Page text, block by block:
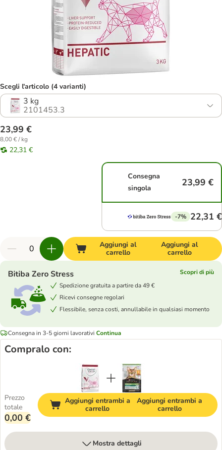
Scegli l'articolo (4 varianti)
3 kg
2101453.3
23,99 €
8,00 € / kg
22,31 €
Consegna
singola
23,99 €
-7% 22,31 €
Aggiungi al
carrello
Aggiungi al
carrello
Bitiba Zero Stress
Scopri di più
Spedizione gratuita a partire da 49 €
Ricevi consegne regolari
Flessibile, senza costi, annullabile in qualsiasi momento
Consegna in 3-5 giorni lavorativi Continua
Compralo con:
Prezzo
totale
0,00 €
Aggiungi entrambi a
carrello
Aggiungi entrambi a
carrello
Mostra dettagli